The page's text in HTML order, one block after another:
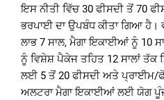
ਇਸ ਨੀਤੀ ਵਿੱਚ 30 ਫੀਸਦੀ ਤੋਂ 70
ਭਰਪਾਈ ਦਾ ਉਪਬੰਧ ਕੀਤਾ ਗਿਆ
ਲਾਭ 7 ਸਾਲ, ਮੈਗਾ ਇਕਾਈਆਂ ਨੂੰ 10
ਨੂੰ ਵਿਸ਼ੇਸ਼ ਪੈਕੇਜ ਤਹਿਤ 12 ਸਾਲਾਂ
ਲਈ 5 ਤੋਂ 20 ਫੀਸਦੀ ਅਤੇ ਪ੍ਰਾਈਮ/
ਅਲਟਰਾ ਮੈਗਾ ਇਕਾਈਆਂ ਲਈ ਯੋਗ